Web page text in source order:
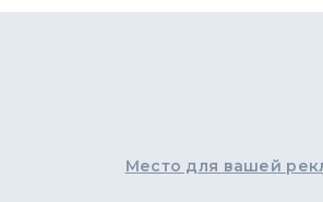
Место для вашей